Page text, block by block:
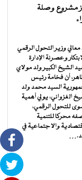
مشروع وصلة
معالي وزير التحول الرقمي
وعصرنة الإدارة
الشيخ الكبير ولد مولاي
أن فخامة رئيس
السيد محمد ولد
الغزواني، يولي أهمية
للتحول الرقمي،
محركا للتنمية
والاجتماعية في